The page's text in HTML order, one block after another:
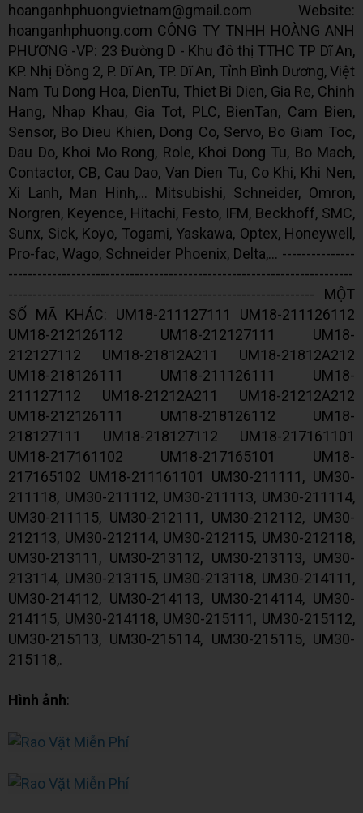
hoanganhphuongvietnam@gmail.com Website:
hoanganhphuong.com CÔNG TY TNHH HOÀNG ANH
PHƯƠNG -VP: 23 Đường D - Khu đô thị TTHC TP Dĩ An,
KP. Nhị Đồng 2, P. Dĩ An, TP. Dĩ An, Tỉnh Bình Dương, Việt
Nam Tu Dong Hoa, DienTu, Thiet Bi Dien, Gia Re, Chinh
Hang, Nhap Khau, Gia Tot, PLC, BienTan, Cam Bien,
Sensor, Bo Dieu Khien, Dong Co, Servo, Bo Giam Toc,
Dau Do, Khoi Mo Rong, Role, Khoi Dong Tu, Bo Mach,
Contactor, CB, Cau Dao, Van Dien Tu, Co Khi, Khi Nen,
Xi Lanh, Man Hinh,... Mitsubishi, Schneider, Omron,
Norgren, Keyence, Hitachi, Festo, IFM, Beckhoff, SMC,
Sunx, Sick, Koyo, Togami, Yaskawa, Optex, Honeywell,
Pro-fac, Wago, Schneider Phoenix, Delta,... ---------------
-----------------------------------------------------------------------
--------------------------------------------------------------- MỘT
SỐ MÃ KHÁC: UM18-211127111 UM18-211126112
UM18-212126112 UM18-212127111 UM18-
212127112 UM18-21812A211 UM18-21812A212
UM18-218126111 UM18-211126111 UM18-
211127112 UM18-21212A211 UM18-21212A212
UM18-212126111 UM18-218126112 UM18-
218127111 UM18-218127112 UM18-217161101
UM18-217161102 UM18-217165101 UM18-
217165102 UM18-211161101 UM30-211111, UM30-
211118, UM30-211112, UM30-211113, UM30-211114,
UM30-211115, UM30-212111, UM30-212112, UM30-
212113, UM30-212114, UM30-212115, UM30-212118,
UM30-213111, UM30-213112, UM30-213113, UM30-
213114, UM30-213115, UM30-213118, UM30-214111,
UM30-214112, UM30-214113, UM30-214114, UM30-
214115, UM30-214118, UM30-215111, UM30-215112,
UM30-215113, UM30-215114, UM30-215115, UM30-
215118,.
Hình ảnh: